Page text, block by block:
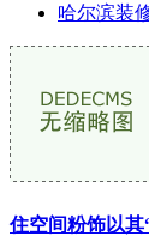
哈尔滨装
住空间粉饰以